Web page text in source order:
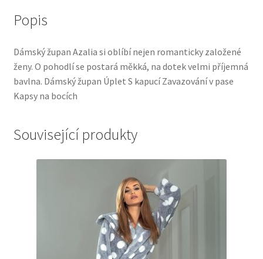
Popis
Dámský župan Azalia si oblíbí nejen romanticky založené
ženy. O pohodlí se postará měkká, na dotek velmi příjemná
bavlna. Dámský župan Úplet S kapucí Zavazování v pase
Kapsy na bocích
Související produkty